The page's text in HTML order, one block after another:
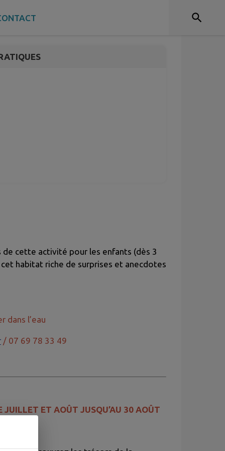
de cette activité pour les enfants (dès 3
habitat riche de surprises et anecdotes
dans l’eau
/ 07 69 78 33 49
JUILLET ET AOÛT JUSQU’AU 30 AOÛT